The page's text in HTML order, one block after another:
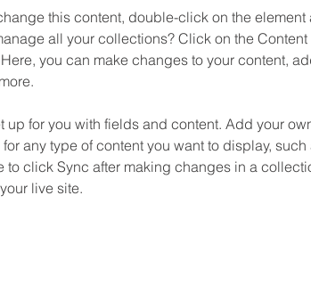
this content, double-click on the
all your collections? Click on the
you can make changes to your content,
up for you with fields and content. Add your
any type of content you want to display, such
to click Sync after making changes in a
live site.